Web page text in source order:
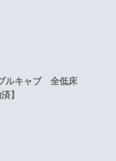
ルキャブ 全低床
】